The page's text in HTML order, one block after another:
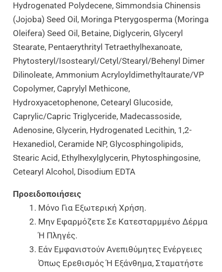
Hydrogenated Polydecene, Simmondsia Chinensis
(Jojoba) Seed Oil, Moringa Pterygosperma (Moringa
Oleifera) Seed Oil, Betaine, Diglycerin, Glyceryl
Stearate, Pentaerythrityl Tetraethylhexanoate,
Phytosteryl/Isostearyl/Cetyl/Stearyl/Behenyl Dimer
Dilinoleate, Ammonium Acryloyldimethyltaurate/VP
Copolymer, Caprylyl Methicone,
Hydroxyacetophenone, Cetearyl Glucoside,
Caprylic/Capric Triglyceride, Madecassoside,
Adenosine, Glycerin, Hydrogenated Lecithin, 1,2-
Hexanediol, Ceramide NP, Glycosphingolipids,
Stearic Acid, Ethylhexylglycerin, Phytosphingosine,
Cetearyl Alcohol, Disodium EDTA
Προειδοποιήσεις
Μόνο Για Εξωτερική Χρήση.
Μην Εφαρμόζετε Σε Κατεσταρμμένο Δέρμα
Ή Πληγές.
Εάν Εμφανιστούν Ανεπιθύμητες Ενέργειες
Όπως Ερεθισμός Ή Εξάνθημα, Σταματήστε